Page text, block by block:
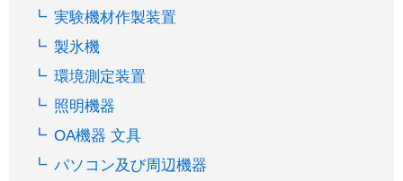
実験機材作製装置
製氷機
環境測定装置
照明機器
OA機器 文具
パソコン及び周辺機器